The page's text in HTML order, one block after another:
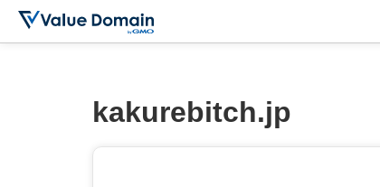
kakurebitch.jp